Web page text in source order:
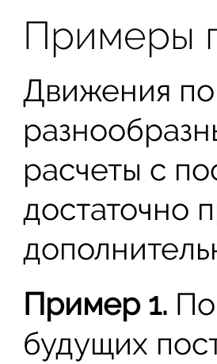
Примеры
Движения по
расчеты с
достаточно
Пример 1.
будущих